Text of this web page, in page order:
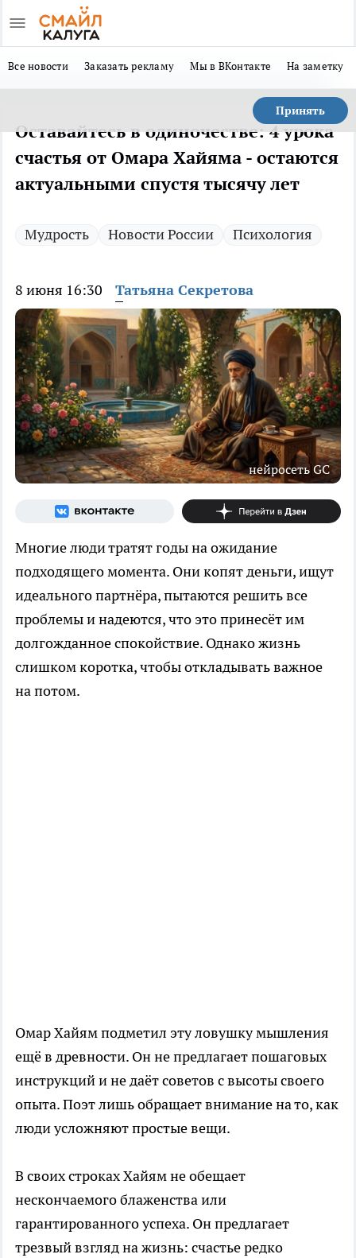
Все новости Заказать рекламу Мы в ВКонтакте На заметку
Принять
Оставайтесь в одиночестве: 4 урока
счастья от Омара Хайяма - остаются
актуальными спустя тысячу лет
Мудрость Новости России Психология
8 июня 16:30 Татьяна Секретова
нейросеть GС
Многие люди тратят годы на ожидание
подходящего момента. Они копят деньги, ищут
идеального партнёра, пытаются решить все
проблемы и надеются, что это принесёт им
долгожданное спокойствие. Однако жизнь
слишком коротка, чтобы откладывать важное
на потом.
Омар Хайям подметил эту ловушку мышления
ещё в древности. Он не предлагает пошаговых
инструкций и не даёт советов с высоты своего
опыта. Поэт лишь обращает внимание на то, как
люди усложняют простые вещи.
В своих строках Хайям не обещает
нескончаемого блаженства или
гарантированного успеха. Он предлагает
трезвый взгляд на жизнь: счастье редко